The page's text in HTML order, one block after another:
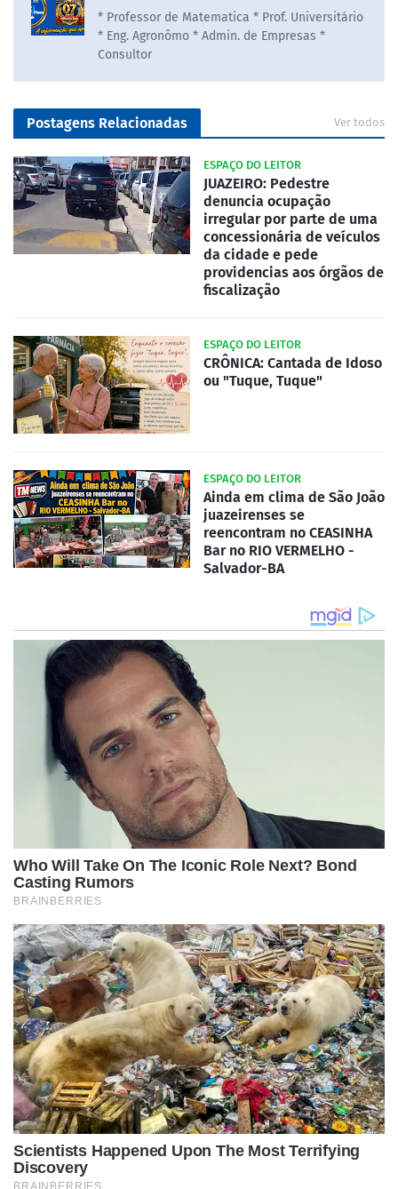
* Professor de Matematica * Prof. Universitário
* Eng. Agronômo * Admin. de Empresas *
Consultor
Postagens Relacionadas Ver todos
ESPAÇO DO LEITOR
JUAZEIRO: Pedestre
denuncia ocupação
irregular por parte de uma
concessionária de veículos
da cidade e pede
providencias aos órgãos de
fiscalização
ESPAÇO DO LEITOR
CRÔNICA: Cantada de Idoso
ou "Tuque, Tuque"
ESPAÇO DO LEITOR
Ainda em clima de São João
juazeirenses se
reencontram no CEASINHA
Bar no RIO VERMELHO -
Salvador-BA